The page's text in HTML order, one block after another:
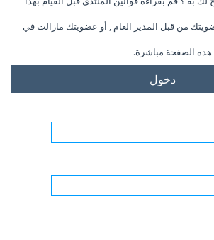
من قبل المدير العام , أو عضويتك مازالت في
الصفحة مباشرة.
دخول